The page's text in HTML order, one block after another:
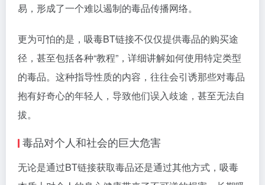
易，形成了一个难以遏制的毒品传播网络。
更为可怕的是，吸毒BT链接不仅仅提供毒品的购买途
径，甚至包括各种“教程”，详细讲解如何使用特定类型
的毒品。这种指导性质的内容，往往会引诱那些对毒品
抱有好奇心的年轻人，导致他们误入歧途，甚至无法自
拔。
毒品对个人和社会的巨大危害
无论是通过BT链接获取毒品还是通过其他方式，吸毒